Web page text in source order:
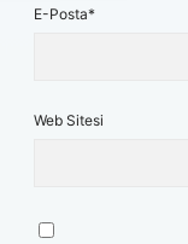
E-Posta*
Web Sitesi